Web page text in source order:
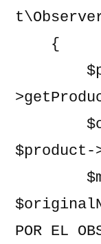
$product-
POR EL